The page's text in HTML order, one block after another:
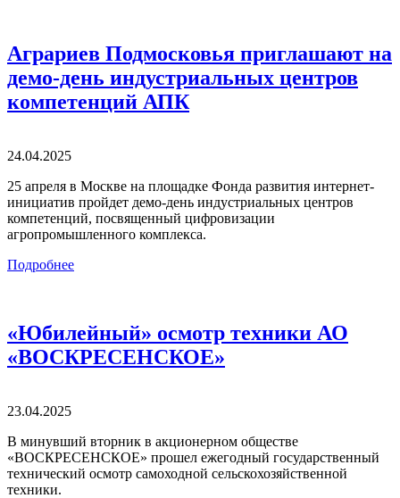
Аграриев Подмосковья приглашают на
демо-день индустриальных центров
компетенций АПК
24.04.2025
25 апреля в Москве на площадке Фонда развития интернет-
инициатив пройдет демо-день индустриальных центров
компетенций, посвященный цифровизации
агропромышленного комплекса.
Подробнее
«Юбилейный» осмотр техники АО
«ВОСКРЕСЕНСКОЕ»
23.04.2025
В минувший вторник в акционерном обществе
«ВОСКРЕСЕНСКОЕ» прошел ежегодный государственный
технический осмотр самоходной сельскохозяйственной
техники.